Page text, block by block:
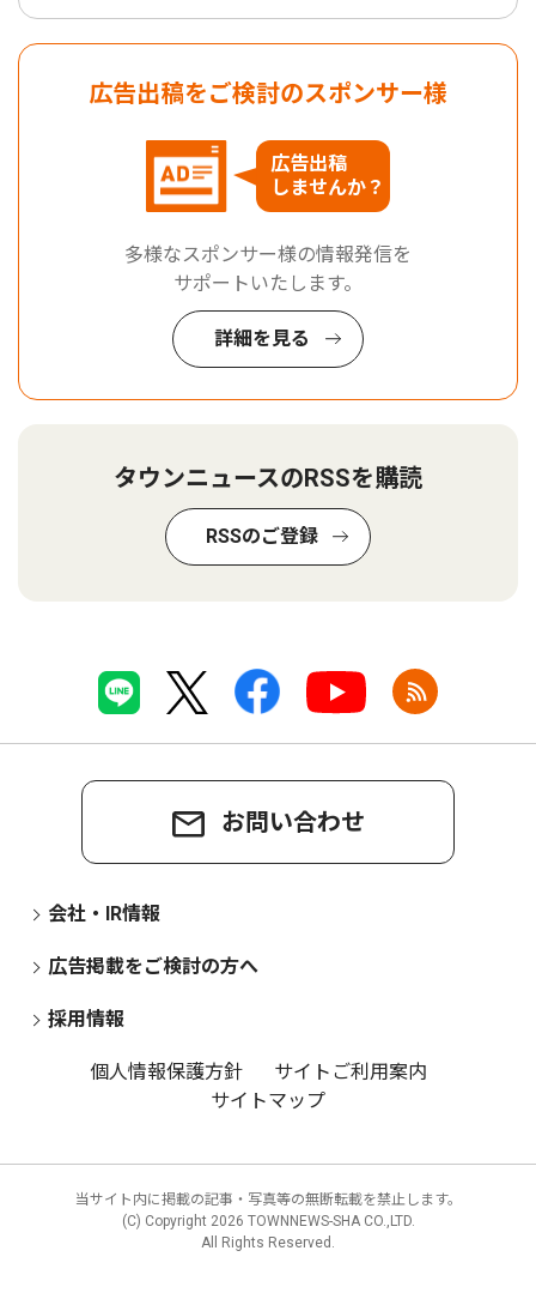
広告出稿をご検討のスポンサー様
広告出稿
しませんか？
多様なスポンサー様の情報発信を
サポートいたします。
詳細を見る
タウンニュースのRSSを購読
RSSのご登録
お問い合わせ
会社・IR情報
広告掲載をご検討の方へ
採用情報
個人情報保護方針
サイトご利用案内
サイトマップ
当サイト内に掲載の記事・写真等の無断転載を禁止します。
(C) Copyright 2026 TOWNNEWS-SHA CO.,LTD.
All Rights Reserved.